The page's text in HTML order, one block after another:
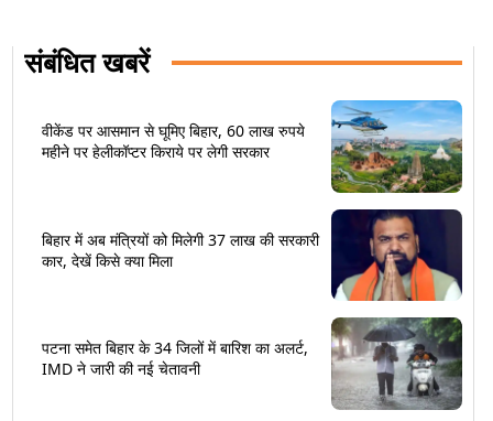
संबंधित खबरें
वीकेंड पर आसमान से घूमिए बिहार, 60 लाख रुपये
महीने पर हेलीकॉप्टर किराये पर लेगी सरकार
बिहार में अब मंत्रियों को मिलेगी 37 लाख की सरकारी
कार, देखें किसे क्या मिला
पटना समेत बिहार के 34 जिलों में बारिश का अलर्ट,
IMD ने जारी की नई चेतावनी